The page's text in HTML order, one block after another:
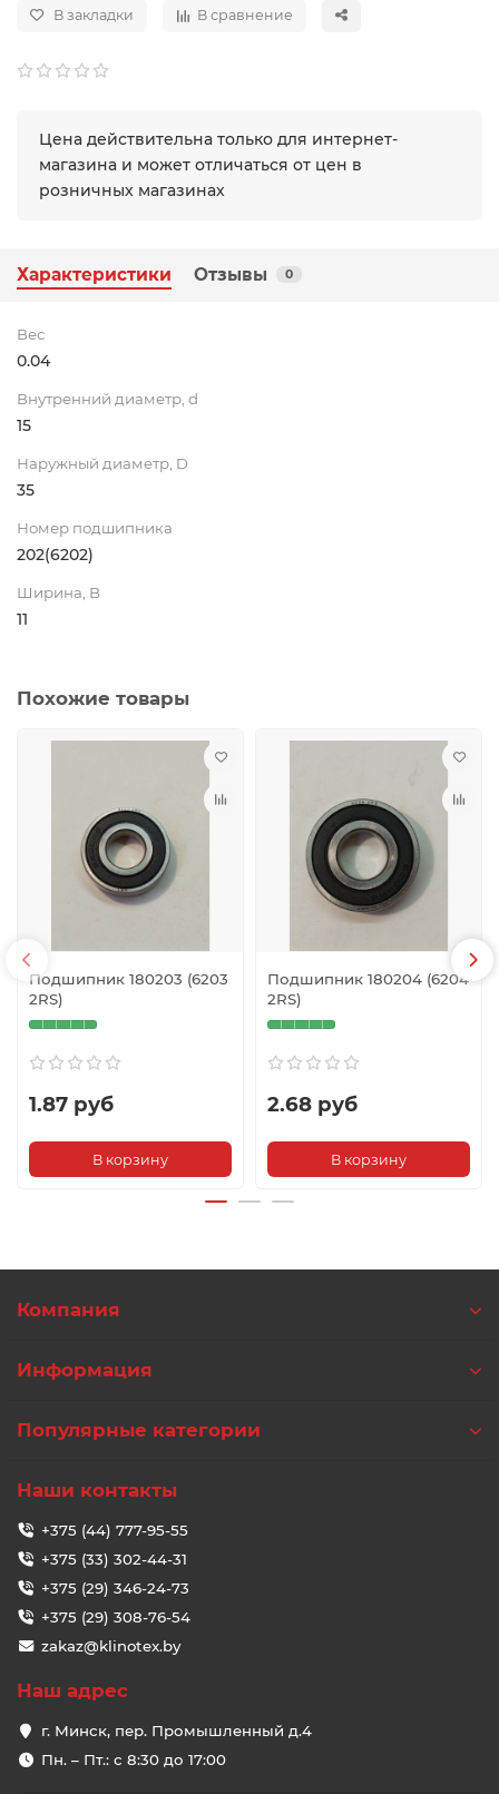
В закладки В сравнение
Цена действительна только для интернет-
магазина и может отличаться от цен в
розничных магазинах
Характеристики Отзывы 0
Вес
0.04
Внутренний диаметр, d
15
Наружный диаметр, D
35
Номер подшипника
202(6202)
Ширина, B
11
Похожие товары
Подшипник 180203 (6203
2RS)
1.87 руб
В корзину
Подшипник 180204 (6204
2RS)
2.68 руб
В корзину
Компания
Информация
Популярные категории
Наши контакты
+375 (44) 777-95-55
+375 (33) 302-44-31
+375 (29) 346-24-73
+375 (29) 308-76-54
zakaz@klinotex.by
Наш адрес
г. Минск, пер. Промышленный д.4
Пн. – Пт.: с 8:30 до 17:00